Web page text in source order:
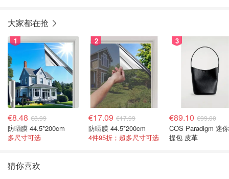
大家都在抢
1
€8.48 €8.99
防晒膜 44.5*200cm
多尺寸可选
2
€17.09 €17.99
防晒膜 44.5*200cm
4件95折；超多尺寸可选
3
€89.10 €99.00
COS Paradigm 迷
提包 皮革
猜你喜欢